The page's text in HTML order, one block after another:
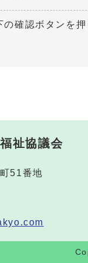
確認ボタンを押
祉協議会
51番地